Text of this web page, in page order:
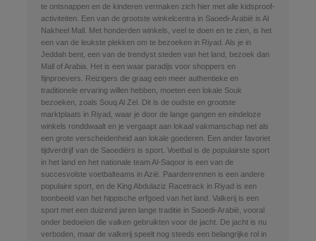
te ontsnappen en de kinderen vermaken zich hier met alle kidsproof-
activiteiten. Een van de grootste winkelcentra in Saoedi-Arabië is Al
Nakheel Mall. Met honderden winkels, veel te doen en te zien, is het
een van de leukste plekken om te bezoeken in Riyad. Als je in
Jeddah bent, een van de trendyst steden van het land, bezoek dan
Mall of Arabia. Het is een waar paradijs voor shoppers en
fijnproevers. Reizigers die graag een meer authentieke en
traditionele ervaring willen hebben, moeten een lokale Souk
bezoeken, zoals Souq Al Zel. Dit is de oudste en grootste
marktplaats in Riyad, waar je door de lange gangen en eindeloze
winkels ronddwaalt en je vergaapt aan lokaal vakmanschap net als
een grote verscheidenheid aan lokale goederen. Een ander favoriet
tijdverdrijf van de Saoediërs is sport. Voetbal is de populairste sport
in het land en het nationale team Al-Saqoor is een van de
succesvolste voetbalteams in Azië. Paardenrennen is een andere
populaire sport, en de King Abdulaziz Racetrack in Riyad is een
toonbeeld van het hippische erfgoed van het land. Valkerij is een
sport met een duizend jaren lange traditie in Saoedi-Arabië, vooral
onder bedoeïen die valken gebruikten voor de jacht. De jacht is nu
verboden, maar de valkerij speelt nog steeds een belangrijke rol in